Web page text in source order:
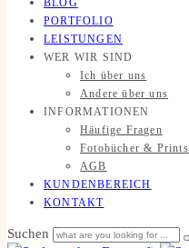
BLOG
PORTFOLIO
LEISTUNGEN
WER WIR SIND
Ich über uns
Andere über uns
INFORMATIONEN
Häufige Fragen
Fotobücher & Prints
AGB
KUNDENBEREICH
KONTAKT
Suchen